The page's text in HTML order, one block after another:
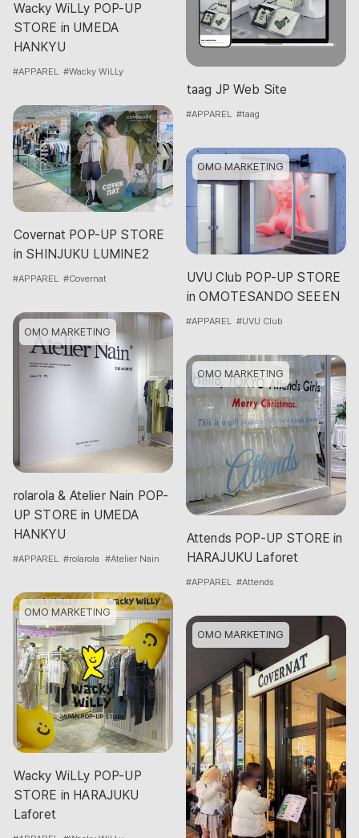
Wacky WiLLy POP-UP
STORE in UMEDA
HANKYU
#APPAREL #Wacky WiLLy
Covernat POP-UP STORE
in SHINJUKU LUMINE2
#APPAREL #Covernat
rolarola & Atelier Nain POP-
UP STORE in UMEDA
HANKYU
OMO MARKETING
#APPAREL #rolarola #Atelier Nain
Wacky WiLLy POP-UP
STORE in HARAJUKU
Laforet
OMO MARKETING
taag JP Web Site
#APPAREL #taag
UVU Club POP-UP STORE
in OMOTESANDO SEEEN
OMO MARKETING
#APPAREL #UVU Club
Attends POP-UP STORE in
HARAJUKU Laforet
OMO MARKETING
#APPAREL #Attends
OMO MARKETING